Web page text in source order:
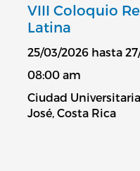
VIII Coloquio
Latina
25/03/2026 hasta
08:00 am
Ciudad
José, Costa Rica